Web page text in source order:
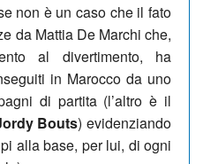
non è un caso che il fato
da Mattia De Marchi che,
al divertimento, ha
in Marocco da uno
di partita (l’altro è il
Bouts) evidenziando
alla base, per lui, di ogni